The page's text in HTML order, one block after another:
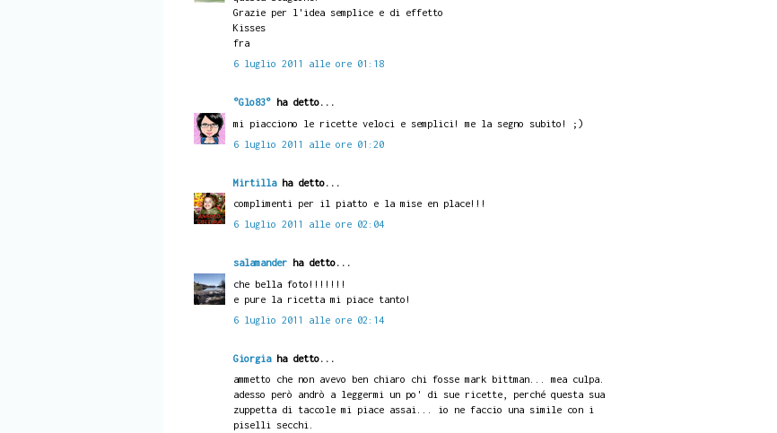
Grazie per l'idea semplice e di effetto
Kisses
fra
6 luglio 2011 alle ore 01:18
°Glo83°ha detto...
mi piacciono le ricette veloci e semplici! me la segno subito! ;)
6 luglio 2011 alle ore 01:20
Mirtillaha detto...
complimenti per il piatto e la mise en place!!!
6 luglio 2011 alle ore 02:04
salamanderha detto...
che bella foto!!!!!!!
e pure la ricetta mi piace tanto!
6 luglio 2011 alle ore 02:14
Giorgiaha detto...
ammetto che non avevo ben chiaro chi fosse mark bittman... mea culpa.
adesso però andrò a leggermi un po' di sue ricette, perché questa sua
zuppetta di taccole mi piace assai... io ne faccio una simile con i
piselli secchi.